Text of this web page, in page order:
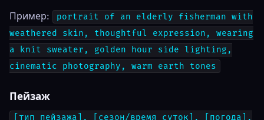
Пример:
portrait of an elderly fisherman with
weathered skin, thoughtful expression, wearing
a knit sweater, golden hour side lighting,
cinematic photography, warm earth tones
Пейзаж
[тип пейзажа], [сезон/время суток], [погода],